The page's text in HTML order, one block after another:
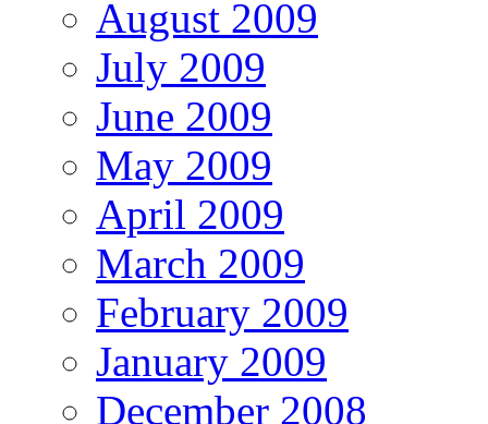
August 2009
July 2009
June 2009
May 2009
April 2009
March 2009
February 2009
January 2009
December 2008